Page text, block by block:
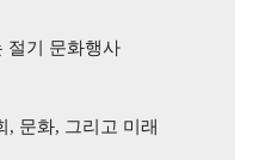
절기 문화행사
, 문화, 그리고 미래